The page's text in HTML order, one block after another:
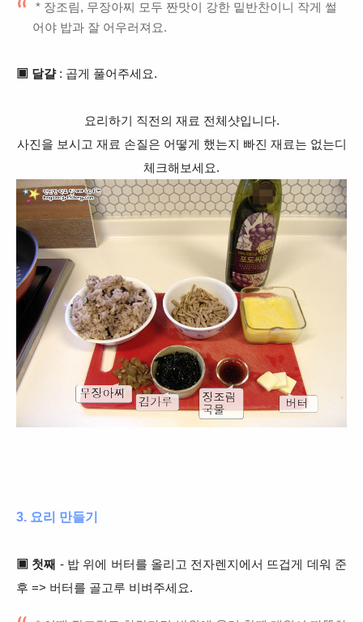
* 장조림, 무장아찌 모두 짠맛이 강한 밑반찬이니 작게 썰
어야 밥과 잘 어우러져요.
▣ 달걀: 곱게 풀어주세요.
요리하기 직전의 재료 전체샷입니다.
사진을 보시고 재료 손질은 어떻게 했는지 빠진 재료는 없는디
체크해보세요.
3. 요리 만들기
▣ 첫째 - 밥 위에 버터를 올리고 전자렌지에서 뜨겁게 데워 준
후 => 버터를 골고루 비벼주세요.